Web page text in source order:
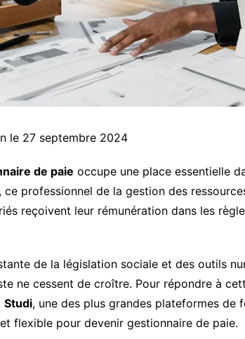
le 27 septembre 2024
de paie occupe une place essentielle
professionnel de la gestion des
reçoivent leur rémunération dans les
de la législation sociale et des outils
ne cessent de croître. Pour répondre à
Studi, une des plus grandes plateformes de
flexible pour devenir gestionnaire de paie.